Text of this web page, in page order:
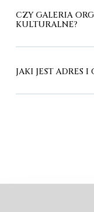
CZY GALERIA
KULTURALNE?
JAKI JEST ADRES